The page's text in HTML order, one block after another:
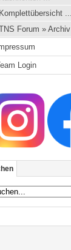
Komplettübersicht ...
Forum »
Login